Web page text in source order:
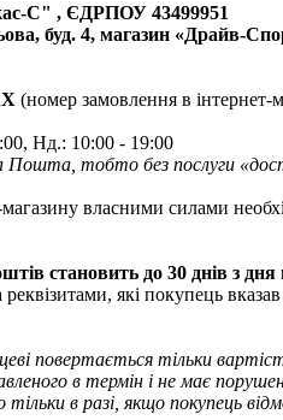
С" , ЄДРПОУ 43499951
буд. 4, магазин «Драйв-
(номер замовлення в інтернет-
Нд.: 10:00 - 19:00
Пошта, тобто без послуги
магазину власними силами
становить до 30 днів з
які покупець
повертається тільки
в термін і не має
в разі, якщо покупець